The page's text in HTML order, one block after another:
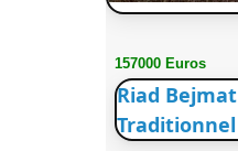
157000 Euros
Riad Bejmat
Traditionnel